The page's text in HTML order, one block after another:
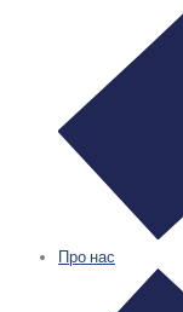
Про нас